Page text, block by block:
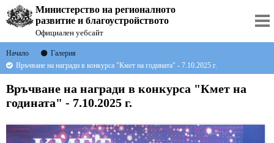
Министерство на регионалното
развитие и благоустройството
Официален уебсайт
Начало
Галерия
Връчване на награди в конкурса "Кмет на годината" - 7.10.2025 г.
Връчване на награди в конкурса "Кмет на
годината" - 7.10.2025 г.